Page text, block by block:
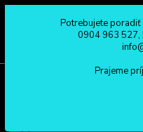
0904 963 527
Po - Pia: 08:00 - 16:00
Potrebujete poradiť
0904 963 527,
Prajeme